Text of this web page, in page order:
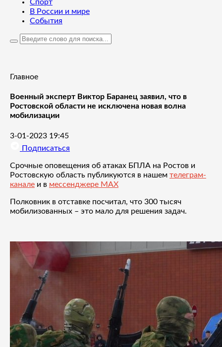
Спорт
В России и мире
События
Главное
Военный эксперт Виктор Баранец заявил, что в
Ростовской области не исключена новая волна
мобилизации
3-01-2023 19:45
Подписаться
Срочные оповещения об атаках БПЛА на Ростов и
Ростовскую область публикуются в нашем телеграм-
канале и в мессенджере MAX
Полковник в отставке посчитал, что 300 тысяч
мобилизованных – это мало для решения задач.